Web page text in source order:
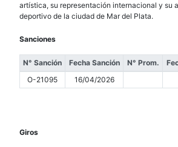
artística, su representación internacional y su
deportivo de la ciudad de Mar del Plata.
Sanciones
N° Sanción Fecha Sanción N° Prom.
O-21095
16/04/2026
Giros